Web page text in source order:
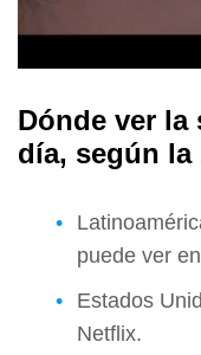
Dónde ver la
día, según la
puede ver
Estados
Netflix.